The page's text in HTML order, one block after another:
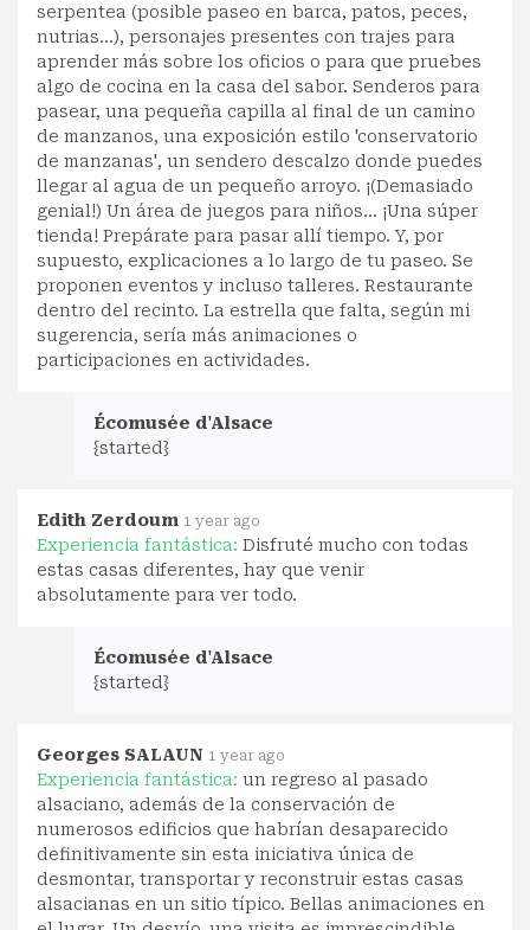
serpentea (posible paseo en barca, patos, peces,
nutrias...), personajes presentes con trajes para
aprender más sobre los oficios o para que pruebes
algo de cocina en la casa del sabor. Senderos para
pasear, una pequeña capilla al final de un camino
de manzanos, una exposición estilo 'conservatorio
de manzanas', un sendero descalzo donde puedes
llegar al agua de un pequeño arroyo. ¡(Demasiado
genial!) Un área de juegos para niños... ¡Una súper
tienda! Prepárate para pasar allí tiempo. Y, por
supuesto, explicaciones a lo largo de tu paseo. Se
proponen eventos y incluso talleres. Restaurante
dentro del recinto. La estrella que falta, según mi
sugerencia, sería más animaciones o
participaciones en actividades.
Écomusée d'Alsace
{started}
Edith Zerdoum 1 year ago
Experiencia fantástica: Disfruté mucho con todas
estas casas diferentes, hay que venir
absolutamente para ver todo.
Écomusée d'Alsace
{started}
Georges SALAUN 1 year ago
Experiencia fantástica: un regreso al pasado
alsaciano, además de la conservación de
numerosos edificios que habrían desaparecido
definitivamente sin esta iniciativa única de
desmontar, transportar y reconstruir estas casas
alsacianas en un sitio típico. Bellas animaciones en